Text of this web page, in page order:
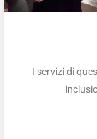
I servizi di